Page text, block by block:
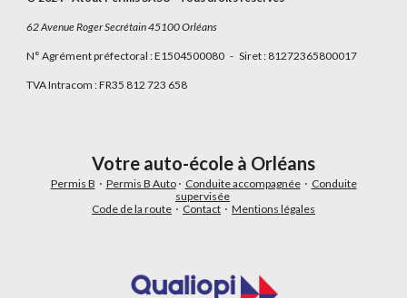
62 Avenue Roger Secrétain 45100 Orléans
N° Agrément préfectoral : E1504500080 - Siret : 81272365800017
TVA Intracom : FR35 812 723 658
Votre auto-école à Orléans
Permis B ⋅ Permis B Auto⋅ Conduite accompagnée⋅ Conduite
supervisée
Code de la route ⋅ Contact ⋅ Mentions légales